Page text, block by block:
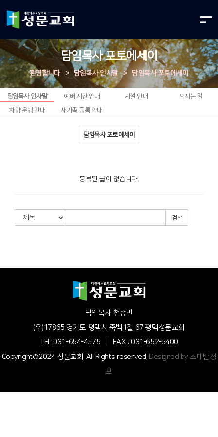
담임목사 포토에세이
환영합니다 > 담임목사 인사말 > 담임목사 포토에세이
담임목사 인사말 예배 시간 안내 시설 안내 오시는 길
차량 운행 안내 새가족 등록 안내
담임목사 포토에세이
등록된 글이 없습니다.
검색
담임목사 천종민
(우)17865 경기도 평택시 죽백1길 67 평택성문교회
TEL:031-654-4575
FAX : 031-652-5400
Copyright©2024 성문교회. All Rights reserved. Designed by 스데반정
보